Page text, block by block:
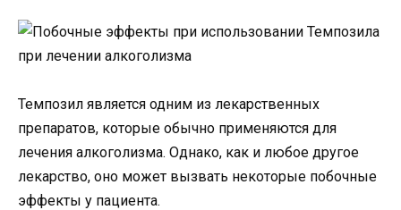
Темпозил является одним из лекарственных
препаратов, которые обычно применяются для
лечения алкоголизма. Однако, как и любое другое
лекарство, оно может вызвать некоторые побочные
эффекты у пациента.